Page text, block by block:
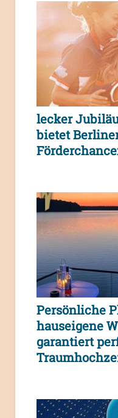
lecker
bietet
Persönliche
hauseigene
garantiert